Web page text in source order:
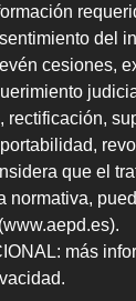
del
cesiones,
rectificación,
que el
normativa,
más